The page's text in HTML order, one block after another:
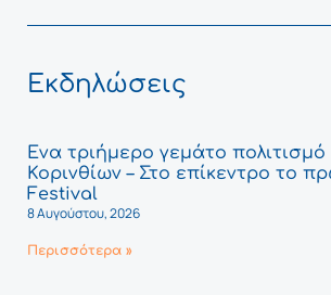
Εκδηλώσεις
Ένα τριήμερο γεμάτο
Κορινθίων – Στο επίκεντρο το
Festival
8 Αυγούστου, 2026
Περισσότερα »